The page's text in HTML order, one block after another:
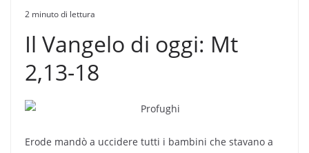
2 minuto di lettura
Il Vangelo di oggi: Mt
2,13-18
Erode mandò a uccidere tutti i bambini che stavano a